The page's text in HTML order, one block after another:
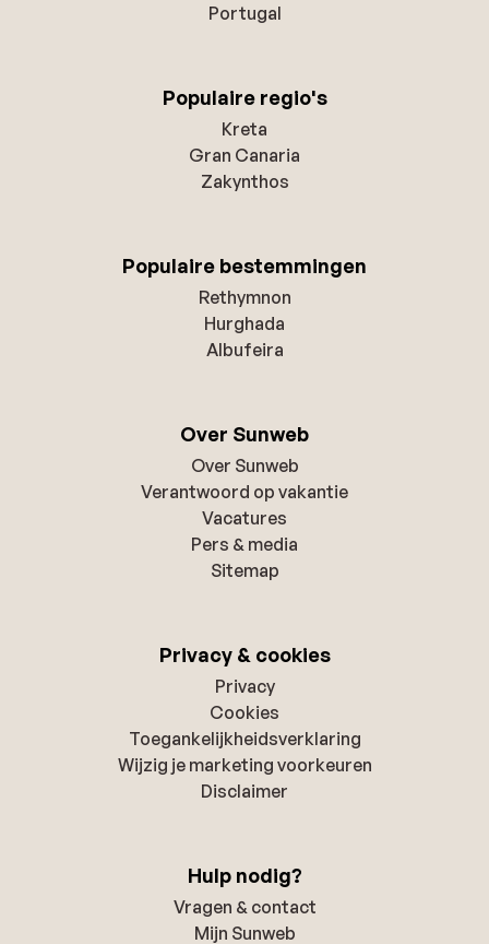
Portugal
Populaire regio's
Kreta
Gran Canaria
Zakynthos
Populaire bestemmingen
Rethymnon
Hurghada
Albufeira
Over Sunweb
Over Sunweb
Verantwoord op vakantie
Vacatures
Pers & media
Sitemap
Privacy & cookies
Privacy
Cookies
Toegankelijkheidsverklaring
Wijzig je marketing voorkeuren
Disclaimer
Hulp nodig?
Vragen & contact
Mijn Sunweb